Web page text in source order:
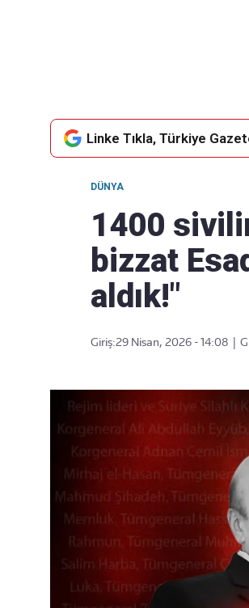
Linke Tıkla, Türkiye
DÜNYA
1400
bizzat
aldık!"
Giriş:29 Nisan, 2026 - 14:08